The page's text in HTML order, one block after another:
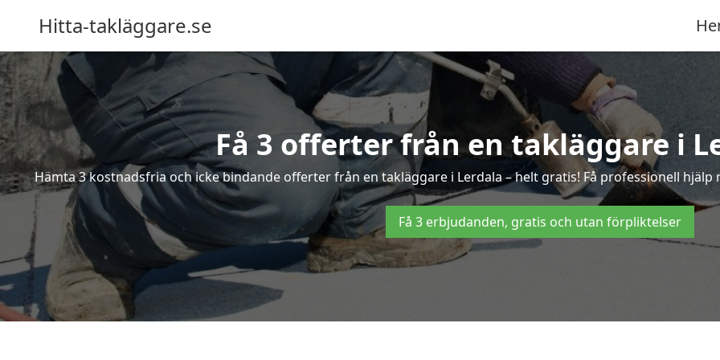
Hitta-takläggare.se
Få 3 offerter från en takläggare i
Hämta 3 kostnadsfria och icke bindande offerter från en takläggare i Lerdala – helt gratis! Få professionell
Få 3 erbjudanden, gratis och utan förpliktelser